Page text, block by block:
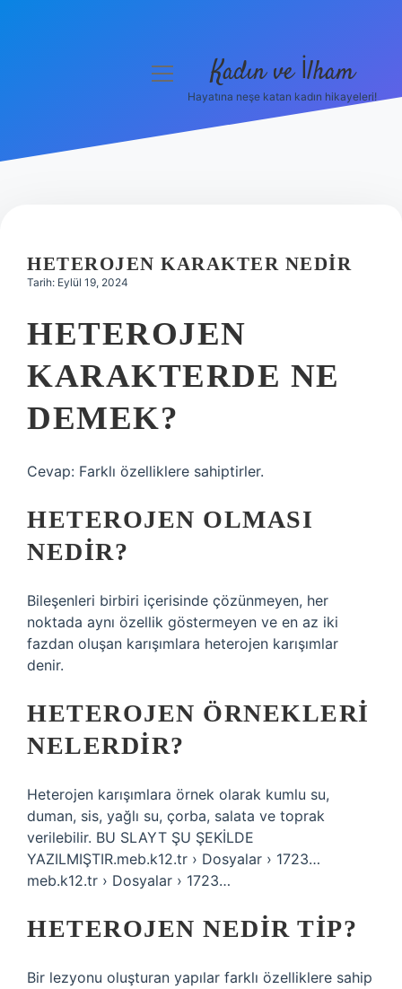
Hakkımızda
menüyü
Kadın ve İlham
Hayatına neşe katan kadın hikayeleri!
HETEROJEN KARAKTER NEDIR
Tarih: Eylül 19, 2024
HETEROJEN
KARAKTERDE NE
DEMEK?
Cevap: Farklı özelliklere sahiptirler.
HETEROJEN OLMASI
NEDIR?
Bileşenleri birbiri içerisinde çözünmeyen, her
noktada aynı özellik göstermeyen ve en az iki
fazdan oluşan karışımlara heterojen karışımlar
denir.
HETEROJEN ÖRNEKLERI
NELERDIR?
Heterojen karışımlara örnek olarak kumlu su,
duman, sis, yağlı su, çorba, salata ve toprak
verilebilir. BU SLAYT ŞU ŞEKİLDE
YAZILMIŞTIR.meb.k12.tr › Dosyalar › 1723…
meb.k12.tr › Dosyalar › 1723…
HETEROJEN NEDIR TIP?
Bir lezyonu oluşturan yapılar farklı özelliklere sahip